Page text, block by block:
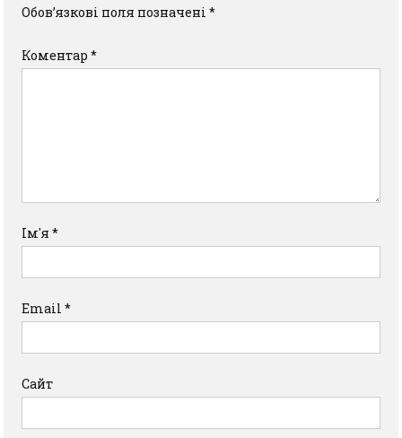
Обов’язкові поля позначені*
Коментар*
Ім'я*
Email*
Сайт